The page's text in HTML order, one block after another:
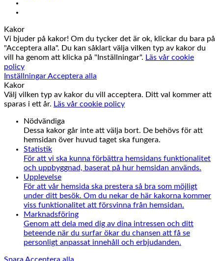
Kakor
Vi bjuder på kakor! Om du tycker det är ok, klickar du bara på
"Acceptera alla". Du kan såklart välja vilken typ av kakor du
vill ha genom att klicka på "Inställningar". Läs vår cookie
policy
InställningarAcceptera alla
Kakor
Välj vilken typ av kakor du vill acceptera. Ditt val kommer att
sparas i ett år. Läs vår cookie policy
Nödvändiga
Dessa kakor går inte att välja bort. De behövs för att
hemsidan över huvud taget ska fungera.
Statistik
För att vi ska kunna förbättra hemsidans funktionalitet
och uppbyggnad, baserat på hur hemsidan används.
Upplevelse
För att vår hemsida ska prestera så bra som möjligt
under ditt besök. Om du nekar de här kakorna kommer
viss funktionalitet att försvinna från hemsidan.
Marknadsföring
Genom att dela med dig av dina intressen och ditt
beteende när du surfar ökar du chansen att få se
personligt anpassat innehåll och erbjudanden.